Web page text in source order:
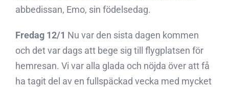
abbedissan, Emo, sin födelsedag.
Fredag 12/1 Nu var den sista dagen kommen
och det var dags att bege sig till flygplatsen för
hemresan. Vi var alla glada och nöjda över att få
ha tagit del av en fullspäckad vecka med mycket